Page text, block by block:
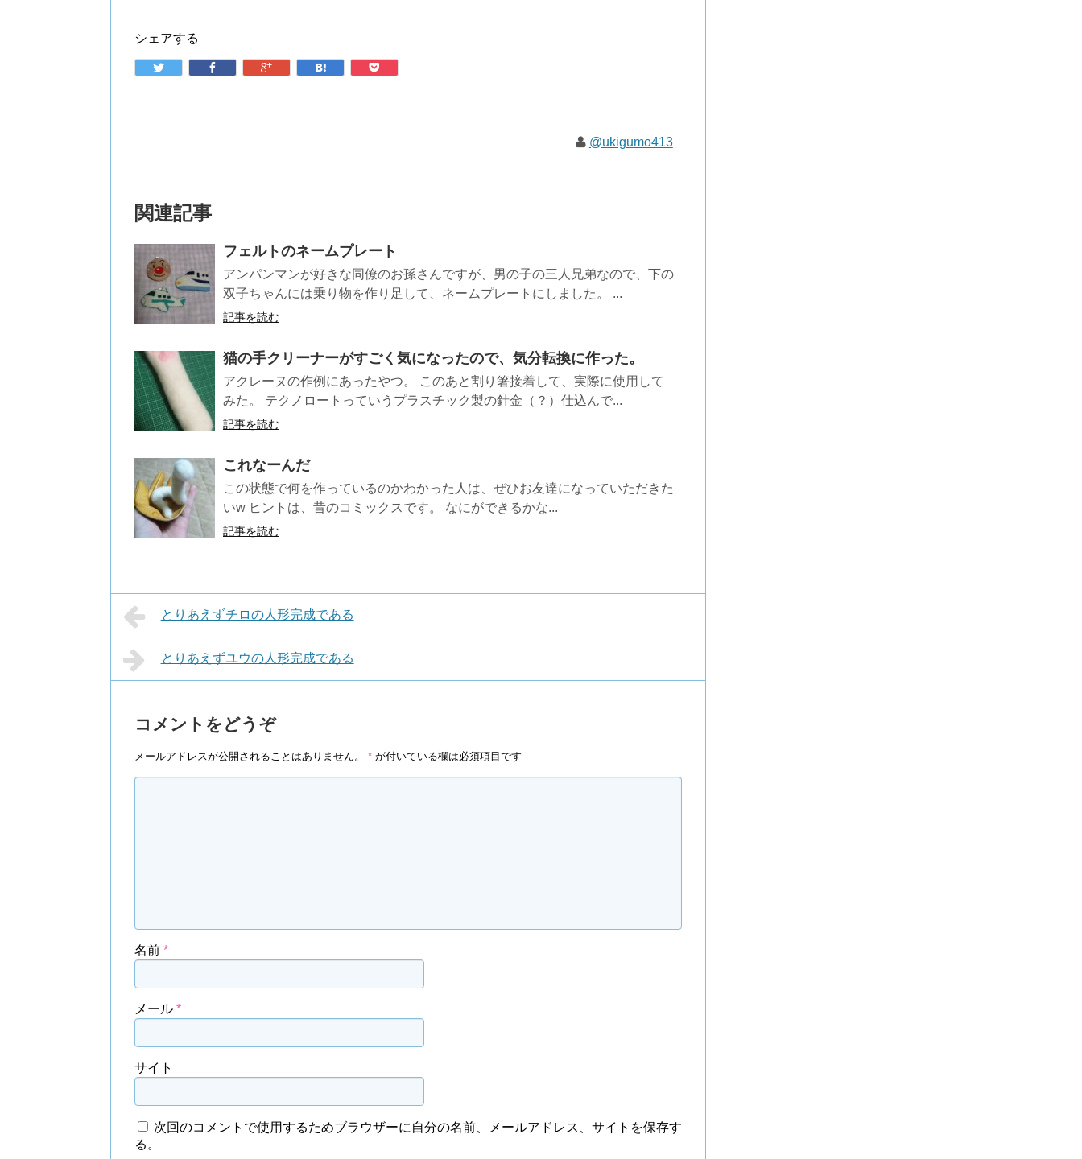
シェアする
@ukigumo413
関連記事
フェルトのネームプレート
アンパンマンが好きな同僚のお孫さんですが、男の子の三人兄弟なので、下の
双子ちゃんには乗り物を作り足して、ネームプレートにしました。 ...
記事を読む
猫の手クリーナーがすごく気になったので、気分転換に作った。
アクレーヌの作例にあったやつ。 このあと割り箸接着して、実際に使用して
みた。 テクノロートっていうプラスチック製の針金（？）仕込んで...
記事を読む
これなーんだ
この状態で何を作っているのかわかった人は、ぜひお友達になっていただきた
いw ヒントは、昔のコミックスです。 なにができるかな...
記事を読む
とりあえずチロの人形完成である
とりあえずユウの人形完成である
コメントをどうぞ
メールアドレスが公開されることはありません。 * が付いている欄は必須項目です
名前 *
メール *
サイト
次回のコメントで使用するためブラウザーに自分の名前、メールアドレス、サイトを保存す
る。